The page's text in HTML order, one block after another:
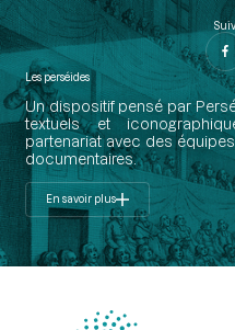
Les perséides
Un dispositif pensé par
textuels et
partenariat avec des
documentaires.
En savoir plus